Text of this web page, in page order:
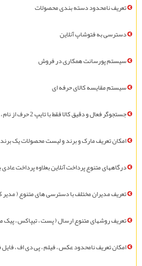
تعريف نامحدود دسته بندی محصولات
دسترسی به فتوشاپ آنلاین
سيستم پورسانت همکاری در فروش
سيستم مقايسه کالای حرفه ای
جستجوگر فعال و دقیق کالا فقط با تایپ 2 حرف از نام ، توضيحات ، شماره یا بارکد کالا
امکان تعريف مارک و برند و لیست محصولات یک برند
درگاههای متنوع پرداخت آنلاین بعلاوه پرداخت
تعريف مديران مختلف با دسترسی های متنوع (
تعريف روشهای متنوع ارسال ( پست ، تيپاکس ، پيک
امکان تعريف نامحدود عکس ، فيلم ، پی دی اف ،